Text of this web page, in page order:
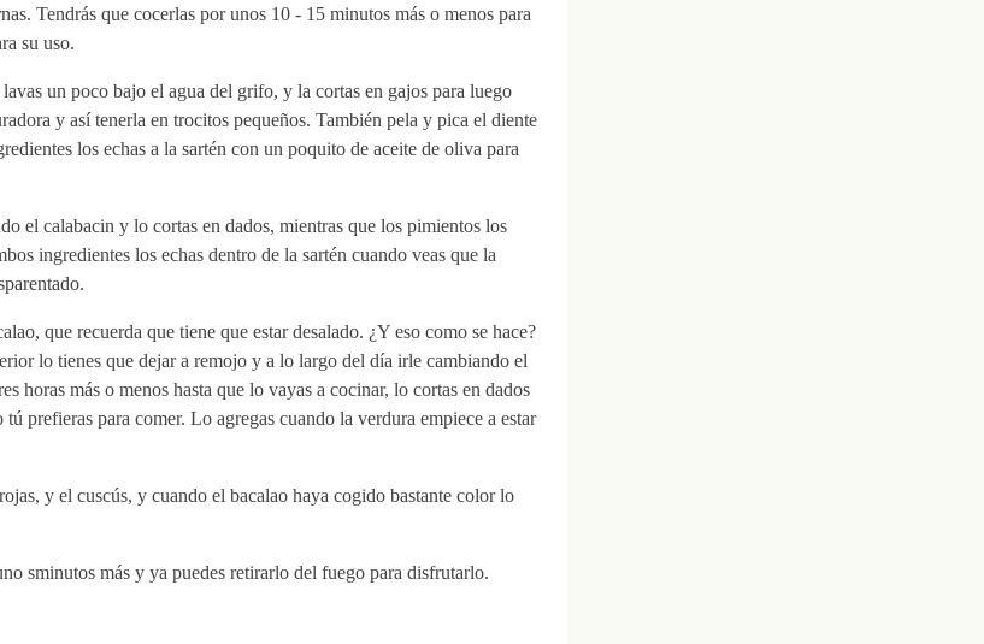
Tendrás que cocerlas por unos 10 - 15 minutos más o menos para
su uso.
un poco bajo el agua del grifo, y la cortas en gajos para luego
y así tenerla en trocitos pequeños. También pela y pica el diente
los echas a la sartén con un poquito de aceite de oliva para
el calabacin y lo cortas en dados, mientras que los pimientos los
ingredientes los echas dentro de la sartén cuando veas que la
que recuerda que tiene que estar desalado. ¿Y eso como se hace?
lo tienes que dejar a remojo y a lo largo del día irle cambiando el
horas más o menos hasta que lo vayas a cocinar, lo cortas en dados
prefieras para comer. Lo agregas cuando la verdura empiece a estar
y el cuscús, y cuando el bacalao haya cogido bastante color lo
sminutos más y ya puedes retirarlo del fuego para disfrutarlo.